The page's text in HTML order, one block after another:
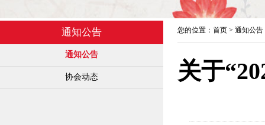
通知公告
通知公告
协会动态
您的位置： 首页 > 通知公告
关于